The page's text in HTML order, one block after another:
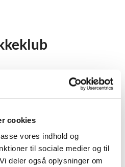
cookies
vores indhold og
til sociale medier og til
deler også oplysninger om
hvor du har mulighed for
samvær. Vi synger, lytter,
Gård, og vi skiftes til
Det er gratis at deltage,
selv om du ikke kan